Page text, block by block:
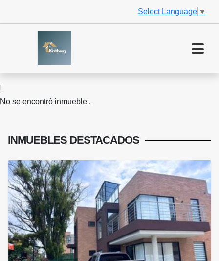
Select Language ▼
No se encontró inmueble .
INMUEBLES DESTACADOS